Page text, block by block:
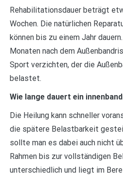
Rehabilitationsdauer beträgt
Wochen. Die natürlichen
können bis zu einem Jahr
Monaten nach dem
Sport verzichten, der die
belastet.
Wie lange dauert ein
Die Heilung kann schneller
die spätere Belastbarkeit
sollte man es dabei auch nicht
Rahmen bis zur vollständigen
unterschiedlich und liegt im